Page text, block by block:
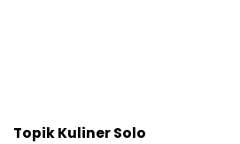
TopikKuliner Solo